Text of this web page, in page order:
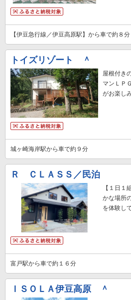
【伊豆急行線／伊豆高原駅】から車で約８分
トイズリゾート ＾
屋根付き
マンＬＰ
がお楽し
城ヶ崎海岸駅から車で約９分
Ｒ ＣＬＡＳＳ／民泊
【１日１
かな場所
を体験し
富戸駅から車で約１６分
ＩＳＯＬＡ伊豆高原 ＾